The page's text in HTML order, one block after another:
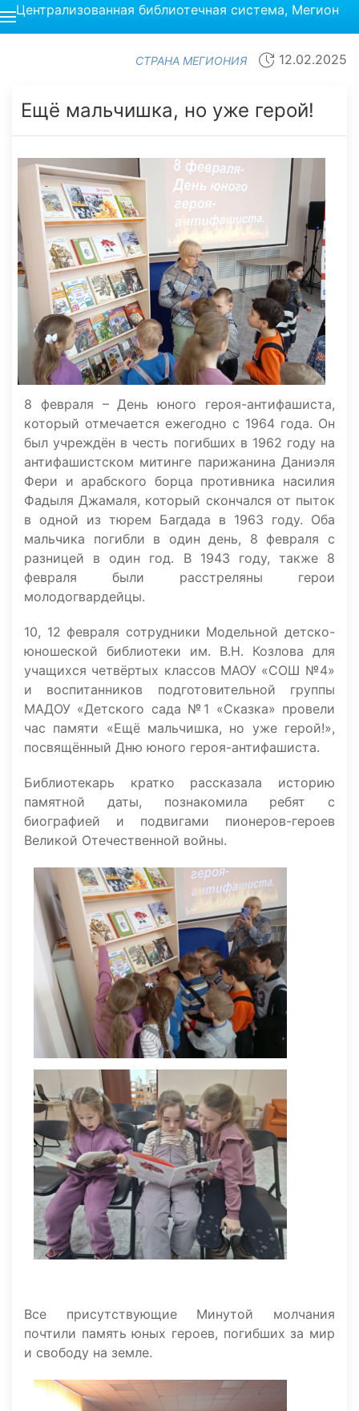
Централизованная библиотечная система, Мегион
СТРАНА МЕГИОНИЯ 12.02.2025
Ещё мальчишка, но уже герой!
8 февраля – День юного героя-антифашиста,
который отмечается ежегодно с 1964 года. Он
был учреждён в честь погибших в 1962 году на
антифашистском митинге парижанина Даниэля
Фери и арабского борца противника насилия
Фадыля Джамаля, который скончался от пыток
в одной из тюрем Багдада в 1963 году. Оба
мальчика погибли в один день, 8 февраля с
разницей в один год. В 1943 году, также 8
февраля были расстреляны герои
молодогвардейцы.
10, 12 февраля сотрудники Модельной детско-
юношеской библиотеки им. В.Н. Козлова для
учащихся четвёртых классов МАОУ «СОШ №4»
и воспитанников подготовительной группы
МАДОУ «Детского сада №1 «Сказка» провели
час памяти «Ещё мальчишка, но уже герой!»,
посвящённый Дню юного героя-антифашиста.
Библиотекарь кратко рассказала историю
памятной даты, познакомила ребят с
биографией и подвигами пионеров-героев
Великой Отечественной войны.
Все присутствующие Минутой молчания
почтили память юных героев, погибших за мир
и свободу на земле.